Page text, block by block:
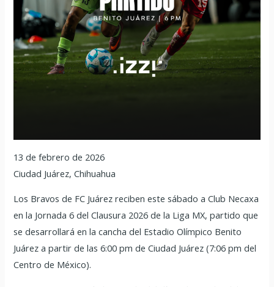
13 de febrero de 2026
Ciudad Juárez, Chihuahua
Los Bravos de FC Juárez reciben este sábado a Club Necaxa
en la Jornada 6 del Clausura 2026 de la Liga MX, partido que
se desarrollará en la cancha del Estadio Olímpico Benito
Juárez a partir de las 6:00 pm de Ciudad Juárez (7:06 pm del
Centro de México).